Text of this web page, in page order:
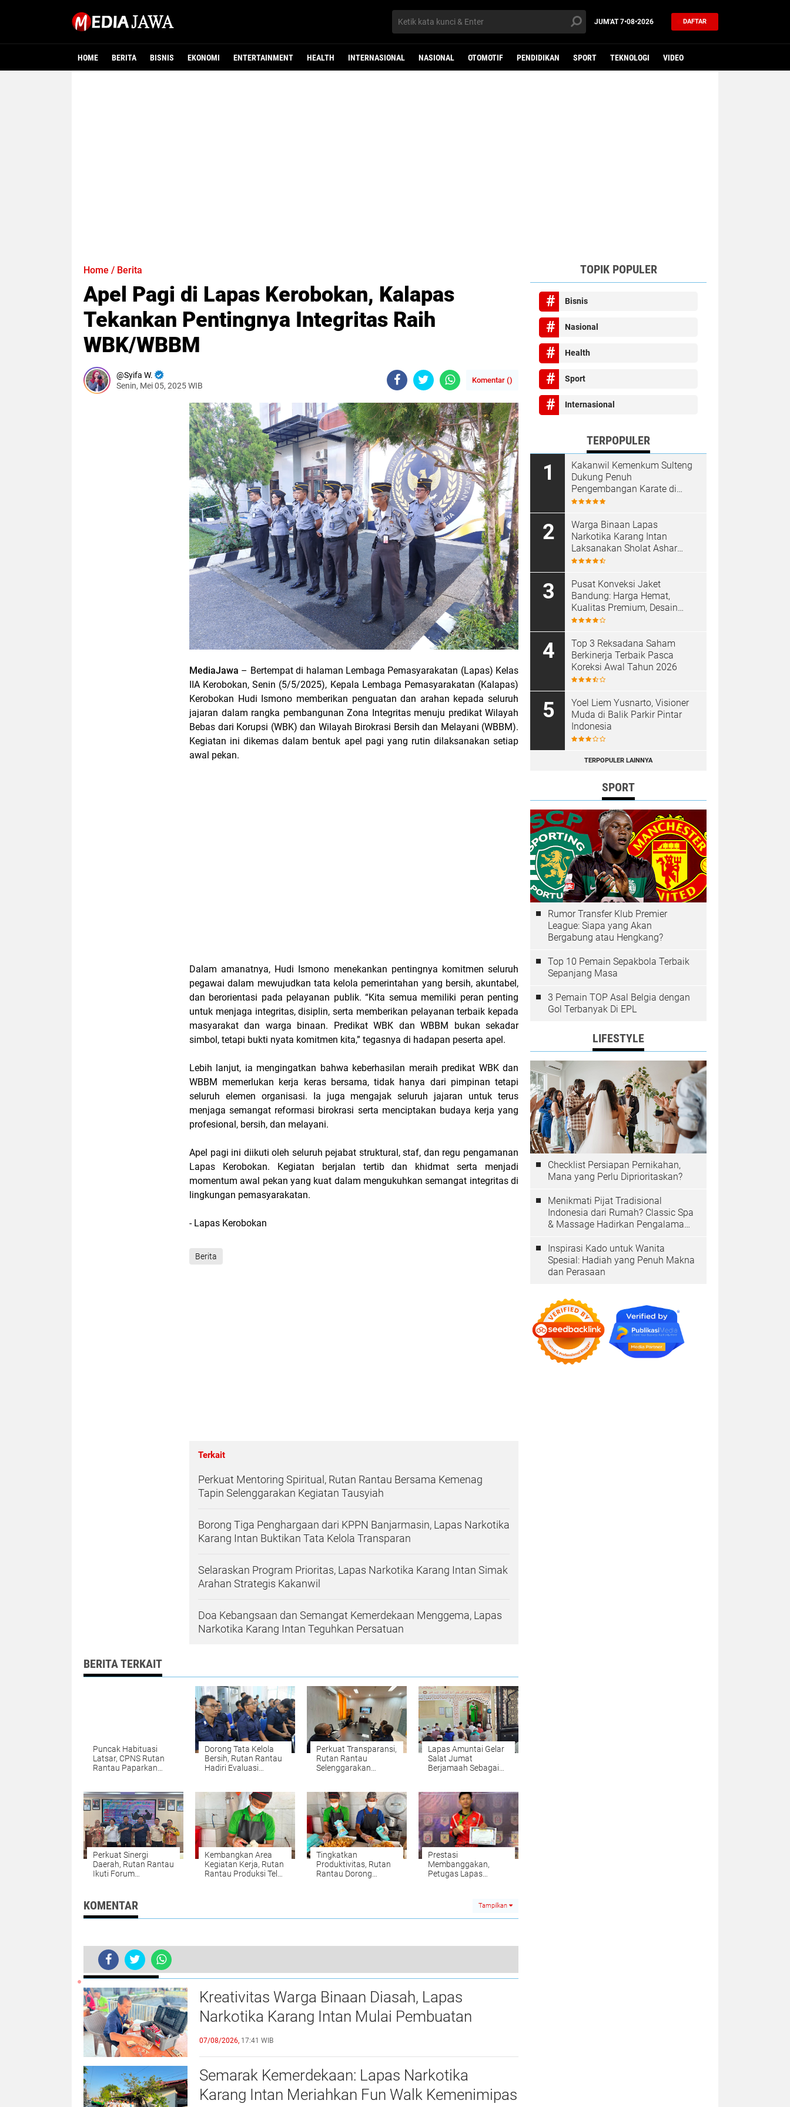
JUM'AT7•08•2026 DAFTAR
HOME BERITA BISNIS EKONOMI ENTERTAINMENT HEALTH INTERNASIONAL NASIONAL OTOMOTIF PENDIDIKAN SPORT TEKNOLOGI VIDEO
Home / Berita
Apel Pagi di Lapas Kerobokan, Kalapas
Tekankan Pentingnya Integritas Raih
WBK/WBBM
Syifa W.
Senin, Mei 05, 2025 WIB
Komentar ()
MediaJawa – Bertempat di halaman Lembaga Pemasyarakatan (Lapas) Kelas
IIA Kerobokan, Senin (5/5/2025), Kepala Lembaga Pemasyarakatan (Kalapas)
Kerobokan Hudi Ismono memberikan penguatan dan arahan kepada seluruh
jajaran dalam rangka pembangunan Zona Integritas menuju predikat Wilayah
Bebas dari Korupsi (WBK) dan Wilayah Birokrasi Bersih dan Melayani (WBBM).
Kegiatan ini dikemas dalam bentuk apel pagi yang rutin dilaksanakan setiap
awal pekan.
Dalam amanatnya, Hudi Ismono menekankan pentingnya komitmen seluruh
pegawai dalam mewujudkan tata kelola pemerintahan yang bersih, akuntabel,
dan berorientasi pada pelayanan publik. “Kita semua memiliki peran penting
untuk menjaga integritas, disiplin, serta memberikan pelayanan terbaik kepada
masyarakat dan warga binaan. Predikat WBK dan WBBM bukan sekadar
simbol, tetapi bukti nyata komitmen kita,” tegasnya di hadapan peserta apel.
Lebih lanjut, ia mengingatkan bahwa keberhasilan meraih predikat WBK dan
WBBM memerlukan kerja keras bersama, tidak hanya dari pimpinan tetapi
seluruh elemen organisasi. Ia juga mengajak seluruh jajaran untuk terus
menjaga semangat reformasi birokrasi serta menciptakan budaya kerja yang
profesional, bersih, dan melayani.
Apel pagi ini diikuti oleh seluruh pejabat struktural, staf, dan regu pengamanan
Lapas Kerobokan. Kegiatan berjalan tertib dan khidmat serta menjadi
momentum awal pekan yang kuat dalam mengukuhkan semangat integritas di
lingkungan pemasyarakatan.
- Lapas Kerobokan
Berita
Terkait
Perkuat Mentoring Spiritual, Rutan Rantau Bersama Kemenag
Tapin Selenggarakan Kegiatan Tausyiah
Borong Tiga Penghargaan dari KPPN Banjarmasin, Lapas Narkotika
Karang Intan Buktikan Tata Kelola Transparan
Selaraskan Program Prioritas, Lapas Narkotika Karang Intan Simak
Arahan Strategis Kakanwil
Doa Kebangsaan dan Semangat Kemerdekaan Menggema, Lapas
Narkotika Karang Intan Teguhkan Persatuan
BERITA TERKAIT
Puncak Habituasi
Latsar, CPNS Rutan
Rantau Paparkan
Dorong Tata Kelola
Bersih, Rutan Rantau
Hadiri Evaluasi
Perkuat Transparansi,
Rutan Rantau
Selenggarakan
Lapas Amuntai Gelar
Salat Jumat
Berjamaah Sebagai
Perkuat Sinergi
Daerah, Rutan Rantau
Ikuti Forum
Kembangkan Area
Kegiatan Kerja, Rutan
Rantau Produksi Telur
Tingkatkan
Produktivitas, Rutan
Rantau Dorong
Prestasi
Membanggakan,
Petugas Lapas
Emas KEJURDA
Banjarbaru 2026
KOMENTAR Tampilkan
Apel Pagi di Lapas Kerobokan, Kalapas Tekankan Pentingnya Integritas Raih WBK/WBBM
BERITA TERKINI
Kreativitas Warga Binaan Diasah, Lapas
Narkotika Karang Intan Mulai Pembuatan
Miniatur Gantungan Kunci Huruf Abjad dari
Bambu
07/08/2026, 17:41 WIB
Semarak Kemerdekaan: Lapas Narkotika
Karang Intan Meriahkan Fun Walk Kemenimipas
TOPIK POPULER
Bisnis
Nasional
Health
Sport
Internasional
TERPOPULER
Kakanwil Kemenkum Sulteng
Dukung Penuh
Pengembangan Karate di
Bumi Seribu Megalith
Warga Binaan Lapas
Narkotika Karang Intan
Laksanakan Sholat Ashar
Berjamaah di Masjid At-
Pusat Konveksi Jaket
Bandung: Harga Hemat,
Kualitas Premium, Desain
Custom
Top 3 Reksadana Saham
Berkinerja Terbaik Pasca
Koreksi Awal Tahun 2026
Yoel Liem Yusnarto, Visioner
Muda di Balik Parkir Pintar
Indonesia
TERPOPULER LAINNYA
SPORT
Rumor Transfer Klub Premier
League: Siapa yang Akan
Bergabung atau Hengkang?
Top 10 Pemain Sepakbola Terbaik
Sepanjang Masa
3 Pemain TOP Asal Belgia dengan
Gol Terbanyak Di EPL
LIFESTYLE
Checklist Persiapan Pernikahan,
Mana yang Perlu Diprioritaskan?
Menikmati Pijat Tradisional
Indonesia dari Rumah? Classic Spa
& Massage Hadirkan Pengalaman
Inspirasi Kado untuk Wanita
Spesial: Hadiah yang Penuh Makna
dan Perasaan